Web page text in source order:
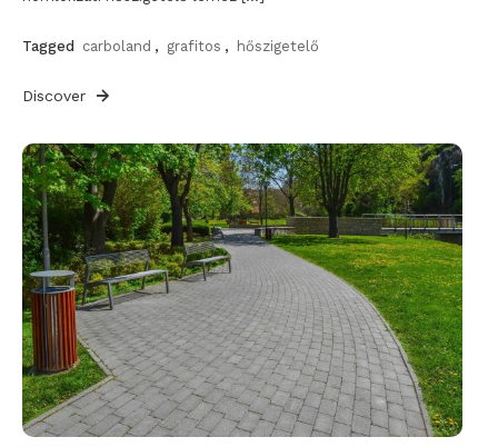
Tagged carboland , grafitos , hőszigetelő
Discover